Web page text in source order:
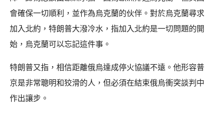
會確保一切順利，並作為烏克蘭的伙伴。對於烏克蘭尋求
加入北約，特朗普大潑冷水，指加入北約是一切問題的開
始，烏克蘭可以忘記這件事。
特朗普又指，相信距離俄烏達成停火協議不遠。他形容普
京是非常聰明和狡滑的人，但必須在結束俄烏衝突談判中
作出讓步。